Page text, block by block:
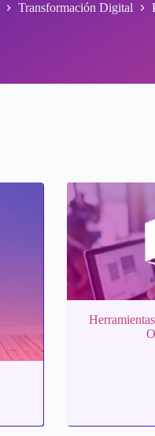
Transformación Digital